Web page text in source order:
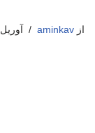
از aminkav آوریل 3, 2026